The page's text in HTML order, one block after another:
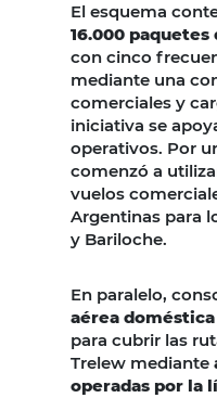
El esquema
16.000 paquetes
con cinco
mediante una
comerciales y
iniciativa se
operativos. Por
comenzó a
vuelos
Argentinas para
y Bariloche.
En paralelo,
aérea
para cubrir las
Trelew mediante
operadas por la